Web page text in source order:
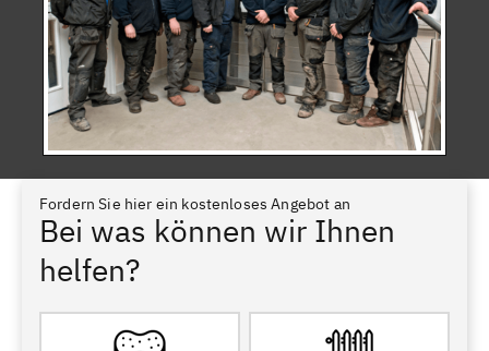
Fordern Sie hier ein kostenloses Angebot an
Bei was können wir Ihnen
helfen?